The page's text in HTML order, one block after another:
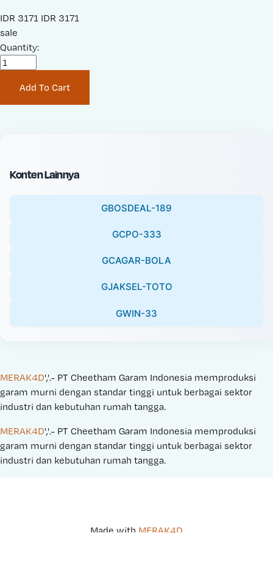
S
a
l
e
i
IDR 3171 O
n
a
c
e
IDR 3171
sale
Quantity:
Add To Cart
Konten Lainnya
GBOSDEAL-189
GCPO-333
GCAGAR-BOLA
GJAKSEL-TOTO
GWIN-33
MERAK4D','.- PT Cheetham Garam Indonesia memproduksi
garam murni dengan standar tinggi untuk berbagai sektor
industri dan kebutuhan rumah tangga.
MERAK4D','.- PT Cheetham Garam Indonesia memproduksi
garam murni dengan standar tinggi untuk berbagai sektor
industri dan kebutuhan rumah tangga.
Made with MERAK4D